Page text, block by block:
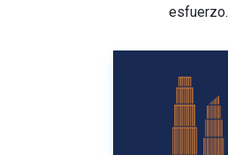
esfuerzo.